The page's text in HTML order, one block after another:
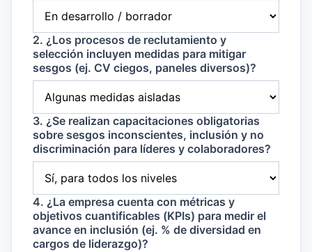
2. ¿Los procesos de reclutamiento y
selección incluyen medidas para mitigar
sesgos (ej. CV ciegos, paneles diversos)?
3. ¿Se realizan capacitaciones obligatorias
sobre sesgos inconscientes, inclusión y no
discriminación para líderes y colaboradores?
4. ¿La empresa cuenta con métricas y
objetivos cuantificables (KPIs) para medir el
avance en inclusión (ej. % de diversidad en
cargos de liderazgo)?